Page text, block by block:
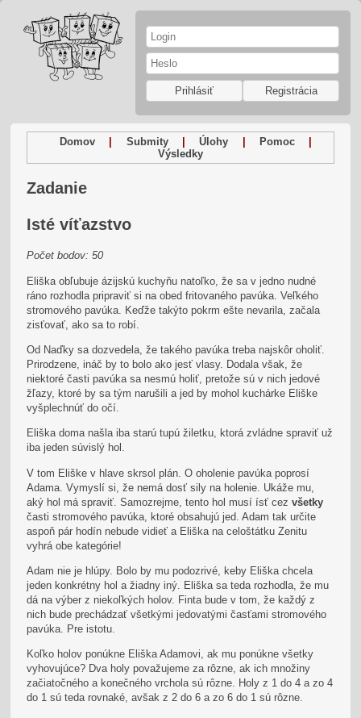
Prihlásiť Registrácia
Domov | Submity | Úlohy | Pomoc
|
Výsledky
Zadanie
Isté víťazstvo
Počet bodov: 50
Eliška obľubuje ázijskú kuchyňu natoľko, že sa v jedno nudné
ráno rozhodla pripraviť si na obed fritovaného pavúka. Veľkého
stromového pavúka. Keďže takýto pokrm ešte nevarila, začala
zisťovať, ako sa to robí.
Od Naďky sa dozvedela, že takého pavúka treba najskôr oholiť.
Prirodzene, ináč by to bolo ako jesť vlasy. Dodala však, že
niektoré časti pavúka sa nesmú holiť, pretože sú v nich jedové
žľazy, ktoré by sa tým narušili a jed by mohol kuchárke Eliške
vyšplechnúť do očí.
Eliška doma našla iba starú tupú žiletku, ktorá zvládne spraviť už
iba jeden súvislý hol.
V tom Eliške v hlave skrsol plán. O oholenie pavúka poprosí
Adama. Vymyslí si, že nemá dosť sily na holenie. Ukáže mu,
aký hol má spraviť. Samozrejme, tento hol musí ísť cezvšetky
časti stromového pavúka, ktoré obsahujú jed. Adam tak určite
aspoň pár hodín nebude vidieť a Eliška na celoštátku Zenitu
vyhrá obe kategórie!
Adam nie je hlúpy. Bolo by mu podozrivé, keby Eliška chcela
jeden konkrétny hol a žiadny iný. Eliška sa teda rozhodla, že mu
dá na výber z niekoľkých holov. Finta bude v tom, že každý z
nich bude prechádzať všetkými jedovatými časťami stromového
pavúka. Pre istotu.
Koľko holov ponúkne Eliška Adamovi, ak mu ponúkne všetky
vyhovujúce? Dva holy považujeme za rôzne, ak ich množiny
začiatočného a konečného vrchola sú rôzne. Holy z 1 do 4 a zo 4
do 1 sú teda rovnaké, avšak z 2 do 6 a zo 6 do 1 sú rôzne.